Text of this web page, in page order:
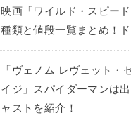
映画「ワイルド・スピー
種類と値段一覧まとめ！
「ヴェノム レヴェット・
イジ」スパイダーマンは
ャストを紹介！